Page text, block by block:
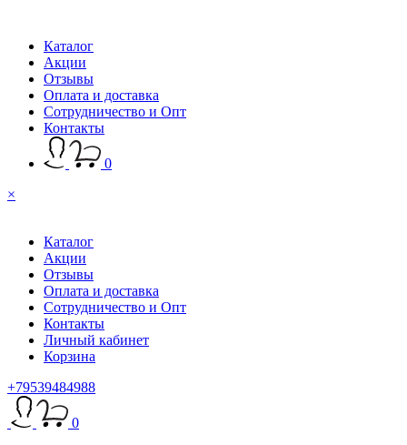
Каталог
Акции
Отзывы
Оплата и доставка
Сотрудничество и Опт
Контакты
0
×
Каталог
Акции
Отзывы
Оплата и доставка
Сотрудничество и Опт
Контакты
Личный кабинет
Корзина
+79539484988
0